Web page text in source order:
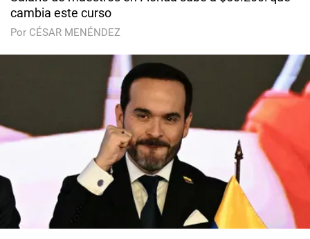
cambia este curso
Por CÉSAR MENÉNDEZ